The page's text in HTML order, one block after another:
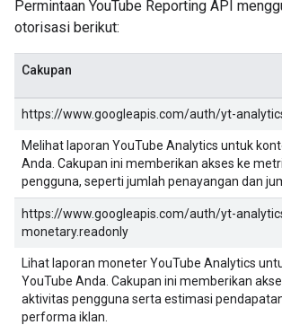
Permintaan YouTube Reporting API
otorisasi berikut:
Cakupan
https://www.googleapis.com/auth/yt-
Melihat laporan YouTube Analytics untuk
Anda. Cakupan ini memberikan akses ke
pengguna, seperti jumlah penayangan dan
https://www.googleapis.com/auth/yt-
monetary.readonly
Lihat laporan moneter YouTube Analytics
YouTube Anda. Cakupan ini memberikan
aktivitas pengguna serta estimasi
performa iklan.